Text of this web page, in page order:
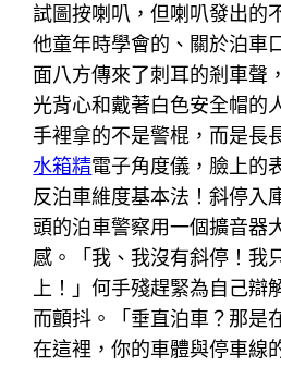
試圖按喇叭，但喇叭發出的
他童年時學會的、關於泊車
面八方傳來了刺耳的剎車聲
光背心和戴著白色安全帽的
手裡拿的不是警棍，而是長
水箱精電子角度儀，臉上的
反泊車維度基本法！斜停入
頭的泊車警察用一個擴音器
感。「我、我沒有斜停！我
上！」何手殘趕緊為自己辯
而顫抖。「垂直泊車？那是
在這裡，你的車體與停車